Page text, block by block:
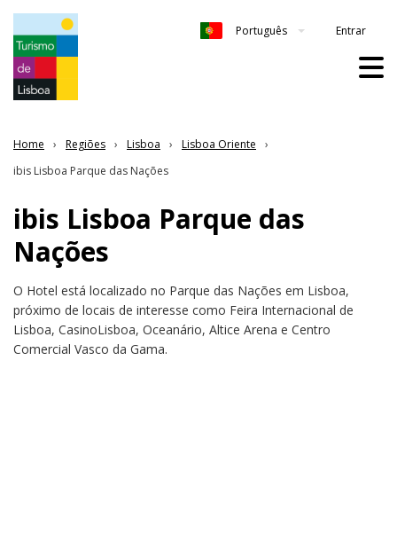
Português Entrar
Home Regiões Lisboa
Lisboa Oriente
ibis Lisboa Parque das Nações
ibis Lisboa Parque das
Nações
O Hotel está localizado no Parque das Nações em Lisboa,
próximo de locais de interesse como Feira Internacional de
Lisboa, CasinoLisboa, Oceanário, Altice Arena e Centro
Comercial Vasco da Gama.